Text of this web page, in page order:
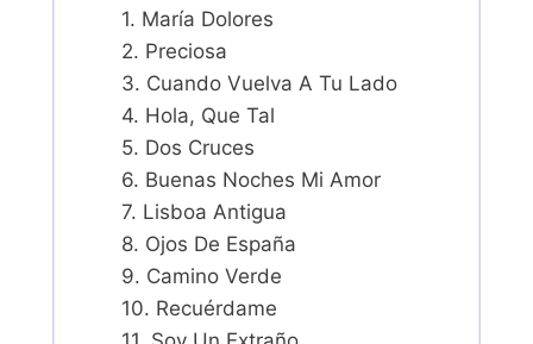
1. María Dolores
2. Preciosa
3. Cuando Vuelva A Tu Lado
4. Hola, Que Tal
5. Dos Cruces
6. Buenas Noches Mi Amor
7. Lisboa Antigua
8. Ojos De España
9. Camino Verde
10. Recuérdame